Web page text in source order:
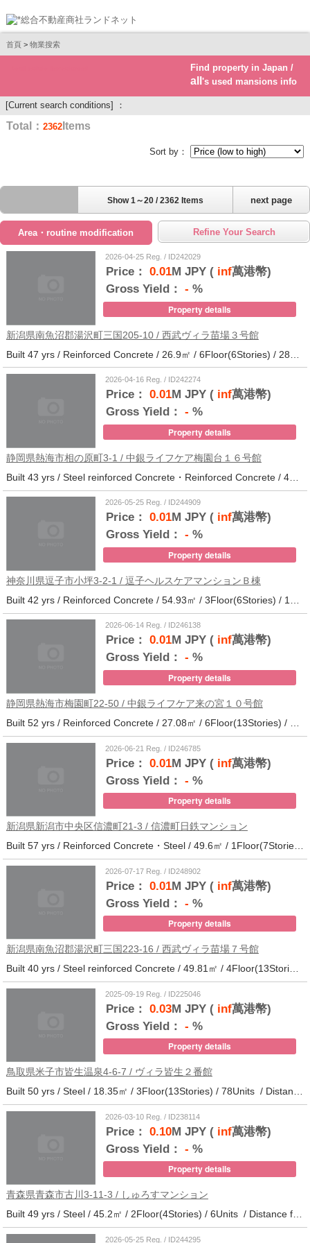
首頁 > 物業搜索
Find property in Japan /
all 's used mansions info
[Current search conditions] ：
Total： 2362Items
Sort by：
next page
Show 1～20 / 2362 Items
Area・routine modification Refine Your Search
2026-04-25 Reg. / ID242029
Price： 0.01M JPY (inf萬港幣)
Gross Yield： - %
Property details
新潟県南魚沼郡湯沢町三国205-10 / 西武ヴィラ苗場３号館
2026-04-16 Reg. / ID242274
Price： 0.01M JPY (inf萬港幣)
Gross Yield： - %
Property details
静岡県熱海市相の原町3-1 / 中銀ライフケア梅園台１６号館
Built 43 yrs / Steel reinforced Concrete・Reinforced Concrete / 44.37㎡ / 5Floor(14Stories) / 294Units / Distance from the station.25
2026-05-25 Reg. / ID244909
Price： 0.01M JPY (inf萬港幣)
Gross Yield： - %
Property details
神奈川県逗子市小坪3-2-1 / 逗子ヘルスケアマンションＢ棟
2026-06-14 Reg. / ID246138
Price： 0.01M JPY (inf萬港幣)
Gross Yield： - %
Property details
静岡県熱海市梅園町22-50 / 中銀ライフケア来の宮１０号館
2026-06-21 Reg. / ID246785
Price： 0.01M JPY (inf萬港幣)
Gross Yield： - %
Property details
新潟県新潟市中央区信濃町21-3 / 信濃町日鉄マンション
Built 57 yrs / Reinforced Concrete・Steel / 49.6㎡ / 1Floor(7Stories) / 21Units / Distance from the station.10
2026-07-17 Reg. / ID248902
Price： 0.01M JPY (inf萬港幣)
Gross Yield： - %
Property details
新潟県南魚沼郡湯沢町三国223-16 / 西武ヴィラ苗場７号館
Built 40 yrs / Steel reinforced Concrete / 49.81㎡ / 4Floor(13Stories) / 370Units / Distance from the station.
2025-09-19 Reg. / ID225046
Price： 0.03M JPY (inf萬港幣)
Gross Yield： - %
Property details
鳥取県米子市皆生温泉4-6-7 / ヴィラ皆生２番館
Built 50 yrs / Steel / 18.35㎡ / 3Floor(13Stories) / 78Units / Distance from the station.
2026-03-10 Reg. / ID238114
Price： 0.10M JPY (inf萬港幣)
Gross Yield： - %
Property details
青森県青森市古川3-11-3 / しゅろすマンション
Built 49 yrs / Steel / 45.2㎡ / 2Floor(4Stories) / 6Units / Distance from the station.11
2026-05-25 Reg. / ID244295